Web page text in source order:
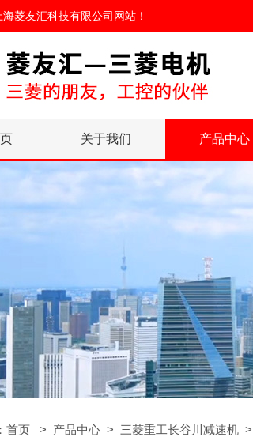
海菱友汇科技有限公司网站 ！
关于我们 产品中心
首页 > 产品中心 > 三菱重工长谷川减速机 >